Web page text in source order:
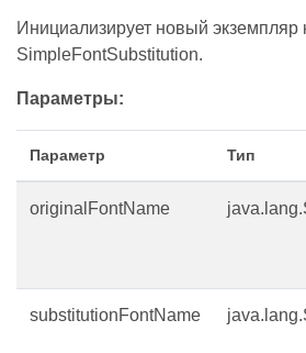
Инициализирует новый экземпляр
SimpleFontSubstitution.
Параметры:
Параметр Тип
originalFontName
substitutionFontName